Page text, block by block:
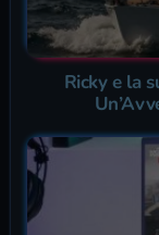
Ricky e la